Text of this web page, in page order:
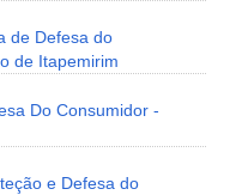
de Defesa do
de Itapemirim
Do Consumidor -
e Defesa do